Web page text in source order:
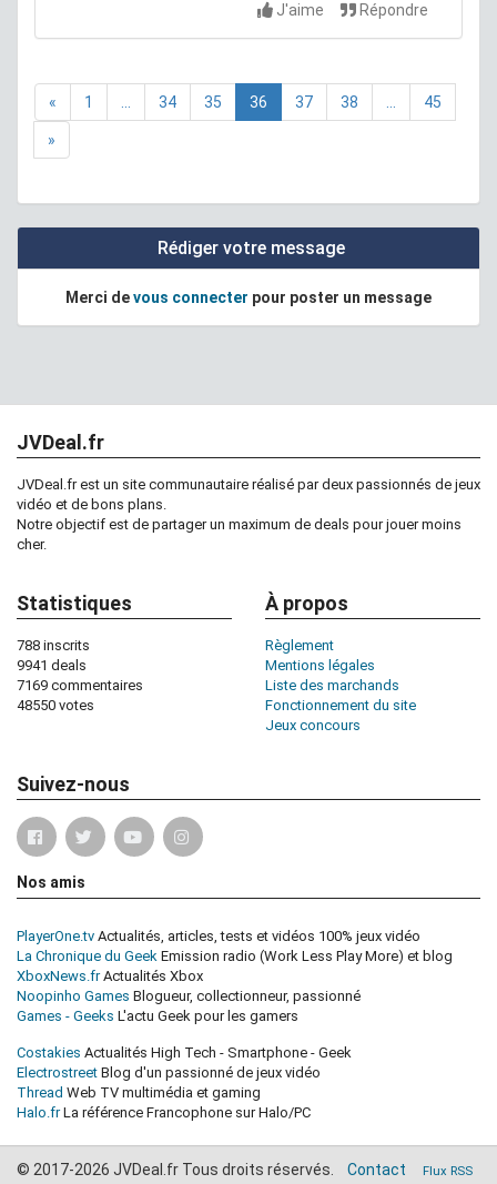
J'aime
Répondre
« 1 ... 34 35 36 37 38 ... 45
»
Rédiger votre message
Merci devous connecter pour poster un message
JVDeal.fr
JVDeal.fr est un site communautaire réalisé par deux passionnés de jeux
vidéo et de bons plans.
Notre objectif est de partager un maximum de deals pour jouer moins
cher.
Statistiques
788 inscrits
9941 deals
7169 commentaires
48550 votes
À propos
Règlement
Mentions légales
Liste des marchands
Fonctionnement du site
Jeux concours
Suivez-nous
Nos amis
PlayerOne.tv Actualités, articles, tests et vidéos 100% jeux vidéo
La Chronique du Geek Emission radio (Work Less Play More) et blog
XboxNews.frActualités Xbox
Noopinho Games Blogueur, collectionneur, passionné
Games - Geeks L'actu Geek pour les gamers
Costakies Actualités High Tech - Smartphone - Geek
Electrostreet Blog d'un passionné de jeux vidéo
Thread Web TV multimédia et gaming
Halo.frLa référence Francophone sur Halo/PC
© 2017-2026 JVDeal.fr Tous droits réservés. Contact Flux RSS